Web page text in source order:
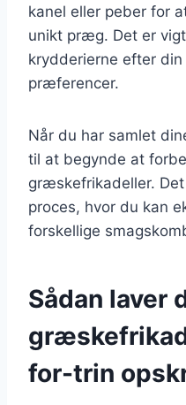
kanel eller peber for
unikt præg. Det er
krydderierne efter din
præferencer.
Når du har samlet
til at begynde at
græskefrikadeller.
proces, hvor du kan
forskellige
Sådan laver
for-trin